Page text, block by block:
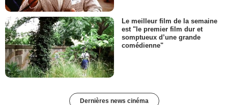
Le meilleur film de la semaine
est "le premier film dur et
somptueux d’une grande
comédienne"
Dernières news cinéma